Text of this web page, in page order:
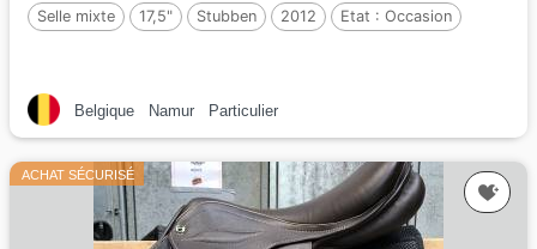
Selle mixte 17,5" Stubben 2012 Etat : Occasion
Belgique Namur Particulier
ACHAT SÉCURISÉ